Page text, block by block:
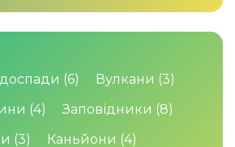
(6) Вулкани (3)
(4) Заповідники (8)
(3) Каньйони (4)